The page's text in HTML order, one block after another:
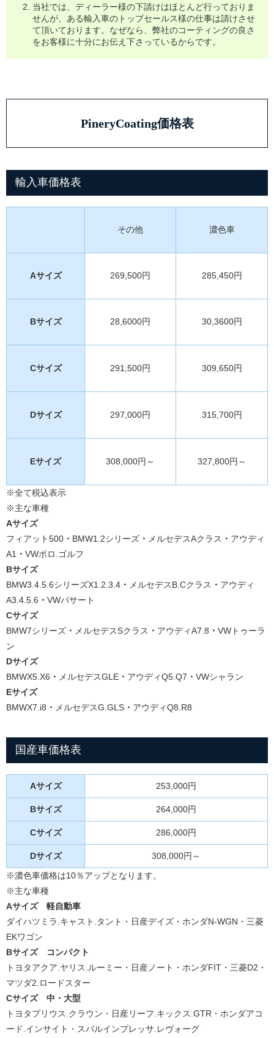
当社では、ディーラー様の下請けはほとんど行っておりま
せんが、ある輸入車のトップセールス様の仕事は請けさせ
て頂いております。なぜなら、弊社のコーティングの良さ
をお客様に十分にお伝え下さっているからです。
PineryCoating価格表
輸入車価格表
その他 濃色車
Aサイズ 269,500円 285,450円
Bサイズ 28,6000円 30,3600円
Cサイズ 291,500円 309,650円
Dサイズ 297,000円 315,700円
Eサイズ 308,000円～ 327,800円～
※全て税込表示
※主な車種
Aサイズ
フィアット500 ・ BMW1.2シリーズ ・ メルセデスAクラス ・ アウディ
A1 ・ VWポロ.ゴルフ
Bサイズ
BMW3.4.5.6シリーズX1.2.3.4 ・ メルセデスB.Cクラス ・ アウディ
A3.4.5.6 ・ VWパサート
Cサイズ
BMW7シリーズ ・ メルセデスSクラス ・ アウディA7.8 ・ VWトゥーラ
ン
Dサイズ
BMWX5.X6 ・ メルセデスGLE ・ アウディQ5.Q7 ・ VWシャラン
Eサイズ
BMWX7.i8 ・ メルセデスG.GLS ・ アウディQ8.R8
国産車価格表
Aサイズ 253,000円
Bサイズ 264,000円
Cサイズ 286,000円
Dサイズ
308,000円～
※濃色車価格は10％アップとなります。
※主な車種
Aサイズ 軽自動車
ダイハツミラ.キャスト.タント・日産デイズ・ホンダN-WGN・三菱
EKワゴン
Bサイズ
コンパクト
トヨタアクア.ヤリス.ルーミー・日産ノート・ホンダFIT・三菱D2・
マツダ2.ロードスター
Cサイズ
中・大型
トヨタプリウス.クラウン・日産リーフ.キックス.GTR・ホンダアコ
ード.インサイト・スバルインプレッサ.レヴォーグ